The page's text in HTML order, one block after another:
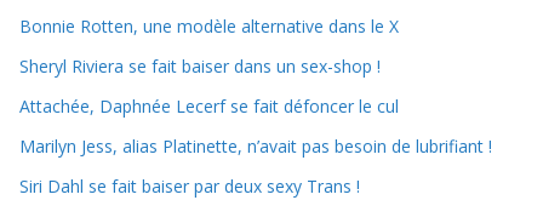
Bonnie Rotten, une modèle alternative dans le X
Sheryl Riviera se fait baiser dans un sex-shop !
Attachée, Daphnée Lecerf se fait défoncer le cul
Marilyn Jess, alias Platinette, n’avait pas besoin de lubrifiant !
Siri Dahl se fait baiser par deux sexy Trans !